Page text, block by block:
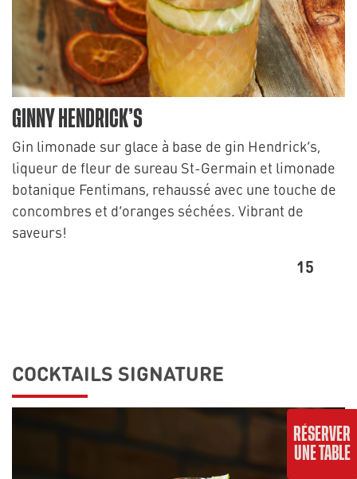
GINNY HENDRICK’S
Gin limonade sur glace à base de gin Hendrick’s,
liqueur de fleur de sureau St-Germain et limonade
botanique Fentimans, rehaussé avec une touche de
concombres et d’oranges séchées. Vibrant de
saveurs!
15
COCKTAILS SIGNATURE
RÉSERVER
UNE TABLE